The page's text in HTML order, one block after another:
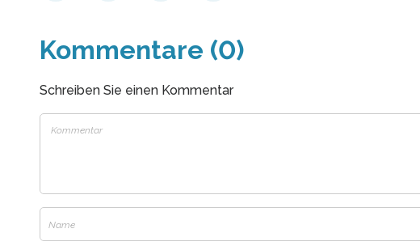
Kommentare (0)
Schreiben Sie einen Kommentar